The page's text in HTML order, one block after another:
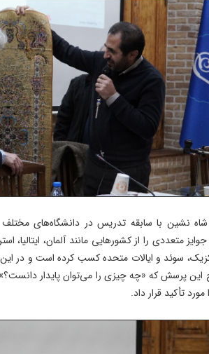
نشین با سابقه تدریس در دانشگاه‌های مختلف
متعددی را از کشورهایی مانند آلمان، ایتالیا،
سوئد و ایالات متحده کسب کرده است و در
این پرسش که «چه چیزی را می‌توان پایدار
تأکید قرار داد.